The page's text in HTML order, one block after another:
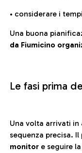
• considerare i
Una buona
da Fiumicino
Le fasi prima
Una volta arrivati in
sequenza precisa.
monitor e seguire la